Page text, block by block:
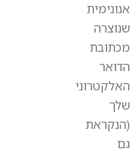
אנונימית
שנוצרה
מכתובת
הדואר
האלקטרוני
שלך
(הנקראת
גם